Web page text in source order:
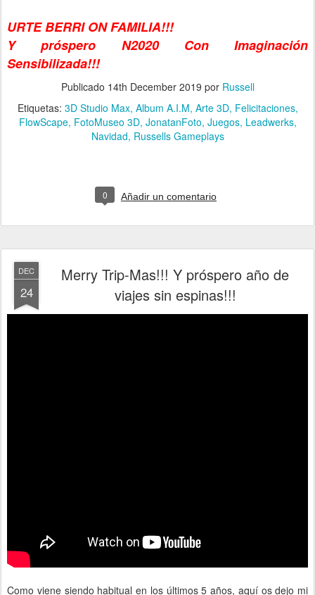
URTE BERRI ON FAMILIA!!!
Y próspero N2020 Con Imaginación
Sensibilizada!!!
Publicado 14th December 2019 por Russell
Etiquetas: 3D Studio Max Album A.I.M Arte 3D Felicitaciones
FlowScape FotoMuseo 3D JonatanFoto Juegos Leadwerks
Navidad Russells Gameplays
0 Añadir un comentario
DEC
24
Merry Trip-Mas!!! Y próspero año de
viajes sin espinas!!!
Como viene siendo habitual en los últimos 5 años, aquí os dejo mi